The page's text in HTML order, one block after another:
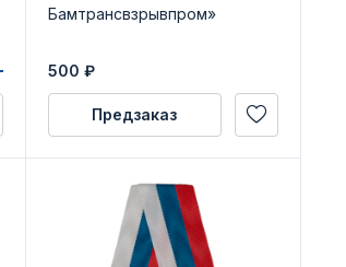
Бамтрансвзрывпром»
500 ₽
Предзаказ